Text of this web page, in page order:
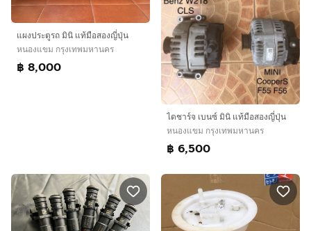
แผงประตูรถ มินิ แท้มือสองญี่ปุ่น
หนองแขม กรุงเทพมหานคร
฿ 8,000
ไดชาร์จ เบนซ์ มินิ แท้มือสองญี่ปุ่น
หนองแขม กรุงเทพมหานคร
฿ 6,500